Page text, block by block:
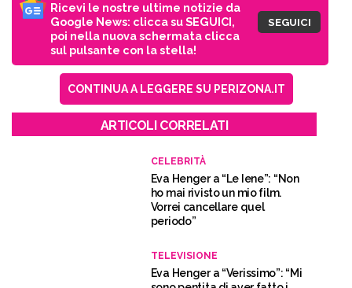
Ricevi le nostre ultime notizie da
Google News: clicca su SEGUICI,
poi nella nuova schermata clicca
sul pulsante con la stella!
SEGUICI
CONTINUA A LEGGERE SU PERIZONA.IT
ARTICOLI CORRELATI
CELEBRITÀ
Eva Henger a “Le Iene”: “Non
ho mai rivisto un mio film.
Vorrei cancellare quel
periodo”
TELEVISIONE
Eva Henger a “Verissimo”: “Mi